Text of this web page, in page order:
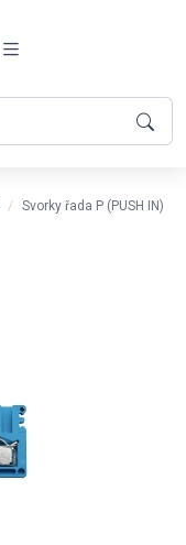
Svorky řada P (PUSH IN)